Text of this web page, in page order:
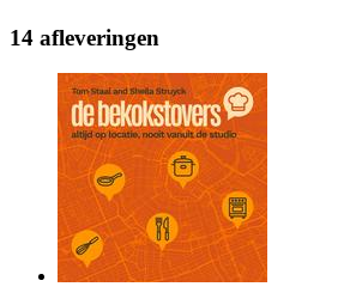
14 afleveringen